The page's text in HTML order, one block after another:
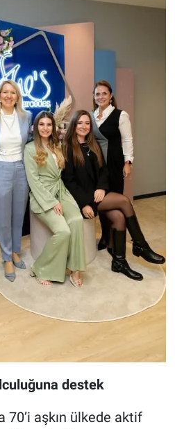
destek
70’i aşkın ülkede aktif